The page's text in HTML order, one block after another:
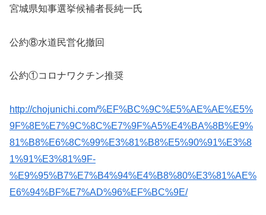
宮城県知事選挙候補者長純一氏
公約⑧水道民営化撤回
公約①コロナワクチン推奨
http://chojunichi.com/%EF%BC%9C%E5%AE%AE%E5%
9F%8E%E7%9C%8C%E7%9F%A5%E4%BA%8B%E9%
81%B8%E6%8C%99%E3%81%B8%E5%90%91%E3%8
1%91%E3%81%9F-
%E9%95%B7%E7%B4%94%E4%B8%80%E3%81%AE%
E6%94%BF%E7%AD%96%EF%BC%9E/